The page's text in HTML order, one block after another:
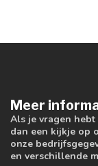
Meer
Als je vragen
dan een kijkje op
onze
en verschillende